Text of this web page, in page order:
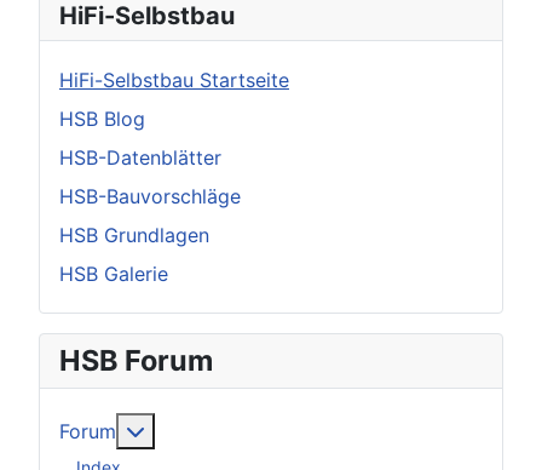
HiFi-Selbstbau
HiFi-Selbstbau Startseite
HSB Blog
HSB-Datenblätter
HSB-Bauvorschläge
HSB Grundlagen
HSB Galerie
HSB Forum
Forum